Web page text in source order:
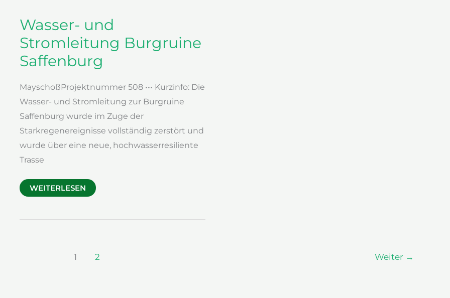
Wasser- und
Stromleitung Burgruine
Saffenburg
MayschoßProjektnummer 508 ••• Kurzinfo: Die
Wasser- und Stromleitung zur Burgruine
Saffenburg wurde im Zuge der
Starkregenereignisse vollständig zerstört und
wurde über eine neue, hochwasserresiliente
Trasse
WASSER-
UND
SAFFENBURG
WEITERLESEN
1 2 Weiter →